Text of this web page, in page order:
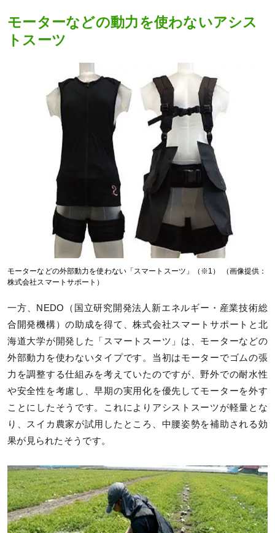
モーターなどの動力を使わないアシス
トスーツ
モーターなどの外部動力を使わない「スマートスーツ」（※1） （画像提供：
株式会社スマートサポート）
一方、NEDO（国立研究開発法人新エネルギー・産業技術総
合開発機構）の助成を得て、株式会社スマートサポートと北
海道大学が開発した「スマートスーツ」は、モーターなどの
外部動力を使わないタイプです。当初はモーターでゴムの張
力を調整する仕組みを考えていたのですが、野外での耐水性
や安全性を考慮し、早期の実用化を優先してモーターを外す
ことにしたそうです。これによりアシストスーツが軽量とな
り、スイカ農家が試用したところ、中腰姿勢を補助される効
果が見られたそうです。